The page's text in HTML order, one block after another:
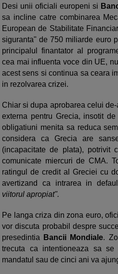
Desi unii oficiali europeni si
sa incline catre combinarea
European de Stabilitate
siguranta" de 750 miliarde euro
principalul finantator al
cea mai influenta voce din UE,
acest sens si continua sa ceara
in rezolvarea crizei.
Chiar si dupa aprobarea celui
externa pentru Grecia, insotit
obligatiuni menita sa reduca
considera ca Grecia are
(incapacitate de plata), potrivit
comunicate miercuri de CMA.
ratingul de credit al Greciei cu
avertizand ca intrarea in
viitorul apropiat".
Pe langa criza din zona euro,
vor discuta probabil despre
presedintia
Bancii Mondiale.
trecuta ca intentioneaza sa
mandatul sau de cinci ani va